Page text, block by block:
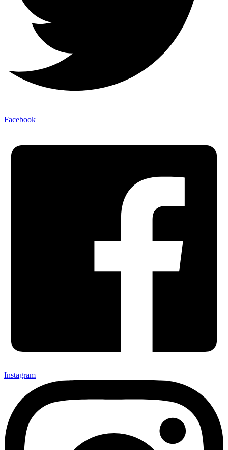
Facebook
Instagram